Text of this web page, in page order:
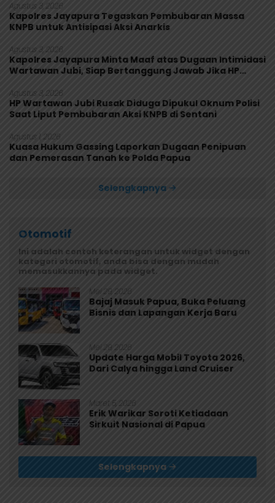
Agustus 3, 2026
Kapolres Jayapura Tegaskan Pembubaran Massa
KNPB untuk Antisipasi Aksi Anarkis
Agustus 3, 2026
Kapolres Jayapura Minta Maaf atas Dugaan Intimidasi
Wartawan Jubi, Siap Bertanggung Jawab Jika HP
Agustus 3, 2026
HP Wartawan Jubi Rusak Diduga Dipukul Oknum Polisi
Saat Liput Pembubaran Aksi KNPB di Sentani
Agustus 1, 2026
Kuasa Hukum Gassing Laporkan Dugaan Penipuan
dan Pemerasan Tanah ke Polda Papua
Selengkapnya
Otomotif
Ini adalah contoh keterangan untuk widget dengan
kategori otomotif, anda bisa dengan mudah
memasukkannya pada widget.
Mei 29, 2026
Bajaj Masuk Papua, Buka Peluang
Bisnis dan Lapangan Kerja Baru
Mei 29, 2026
Update Harga Mobil Toyota 2026,
Dari Calya hingga Land Cruiser
Maret 5, 2026
Erik Warikar Soroti Ketiadaan
Sirkuit Nasional di Papua
Selengkapnya